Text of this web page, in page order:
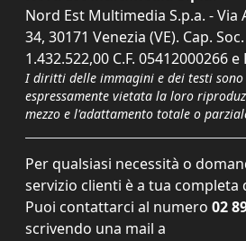
Nord Est Multimedia S.p.a. - Via
34, 30171 Venezia (VE). Cap.
1.432.522,00 C.F. 05412000266 e
I diritti delle immagini e dei testi
espressamente vietata la loro
mezzo e l'adattamento totale o
Per qualsiasi necessità o
servizio clienti è a tua completa
Puoi contattarci al numero 02
scrivendo una mail a